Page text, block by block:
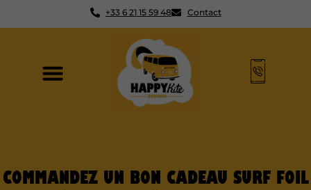
+33 6 21 15 59 48 Contact
COMMANDEZ UN BON CADEAU SURF FOIL